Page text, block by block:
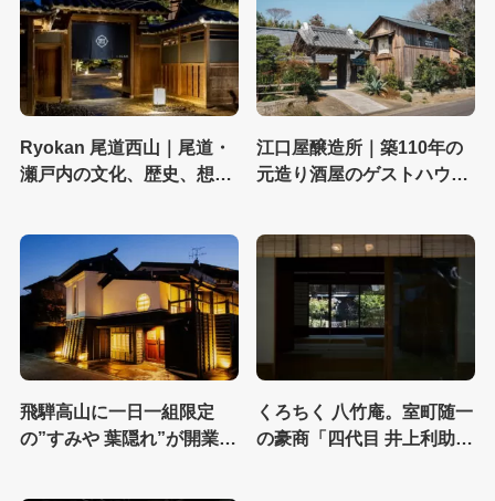
Ryokan 尾道西山｜尾道・
瀬戸内の文化、歴史、想い
る宿
江口屋醸造所｜築110年の
元造り酒屋のゲストハウス
70年ぶりに醸造を再開
飛騨高山に一日一組限定
の”すみや 葉隠れ”が開業。
くろちく 八竹庵。室町随一
の豪商「四代目 井上利助」